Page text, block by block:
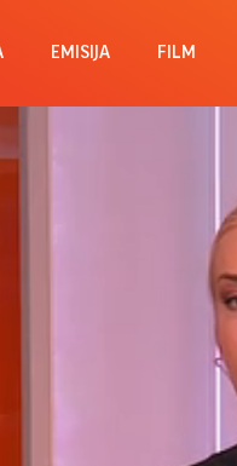
EMISIJA FILM